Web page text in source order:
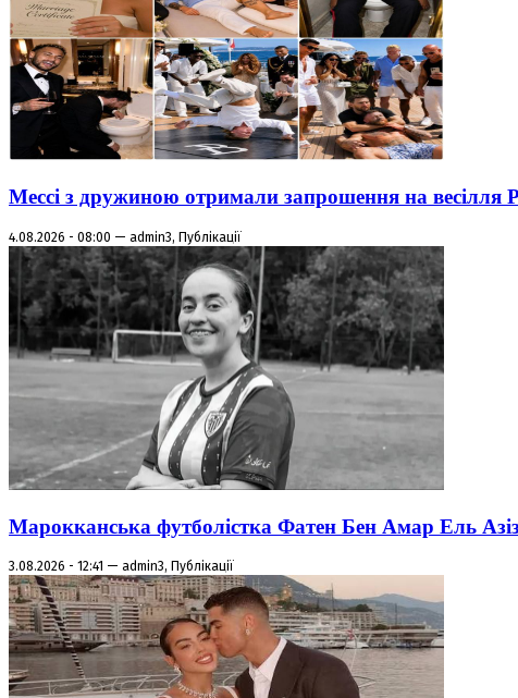
Мессі з дружиною отримали запрошення на весілля
4.08.2026 - 08:00 — admin3, Публікації
Марокканська футболістка Фатен Бен Амар Ель Азізі
3.08.2026 - 12:41 — admin3, Публікації